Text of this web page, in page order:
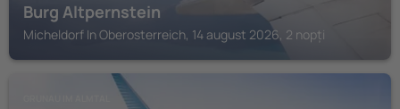
Burg Altpernstein
Micheldorf In Oberosterreich, 14 august 2026, 2 nopți